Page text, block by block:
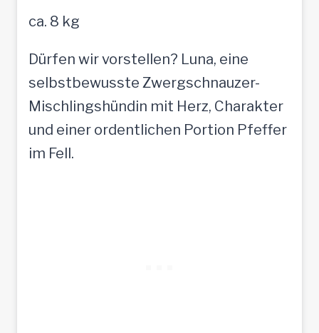
ca. 8 kg
Dürfen wir vorstellen? Luna, eine
selbstbewusste Zwergschnauzer-
Mischlingshündin mit Herz, Charakter
und einer ordentlichen Portion Pfeffer
im Fell.